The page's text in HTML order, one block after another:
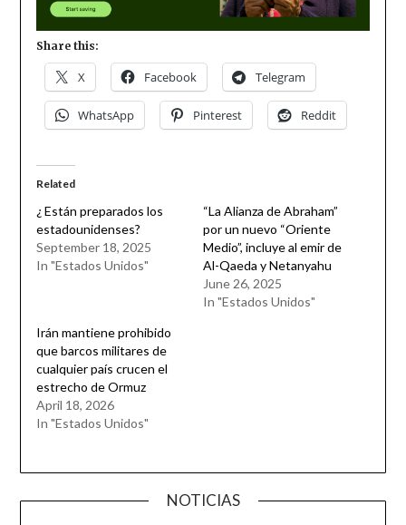
Share this:
X Facebook Telegram
WhatsApp Pinterest Reddit
Related
¿ Están preparados los
estadounidenses?
September 18, 2025
In "Estados Unidos"
“La Alianza de Abraham”
por un nuevo “Oriente
Medio”, incluye al emir de
Al-Qaeda y Netanyahu
June 26, 2025
In "Estados Unidos"
Irán mantiene prohibido
que barcos militares de
cualquier país crucen el
estrecho de Ormuz
April 18, 2026
In "Estados Unidos"
NOTICIAS